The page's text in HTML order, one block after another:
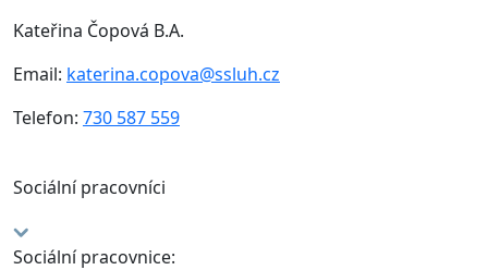
Kateřina Čopová B.A.
Email: katerina.copova@ssluh.cz
Telefon: 730 587 559
Sociální pracovníci
Sociální pracovnice: